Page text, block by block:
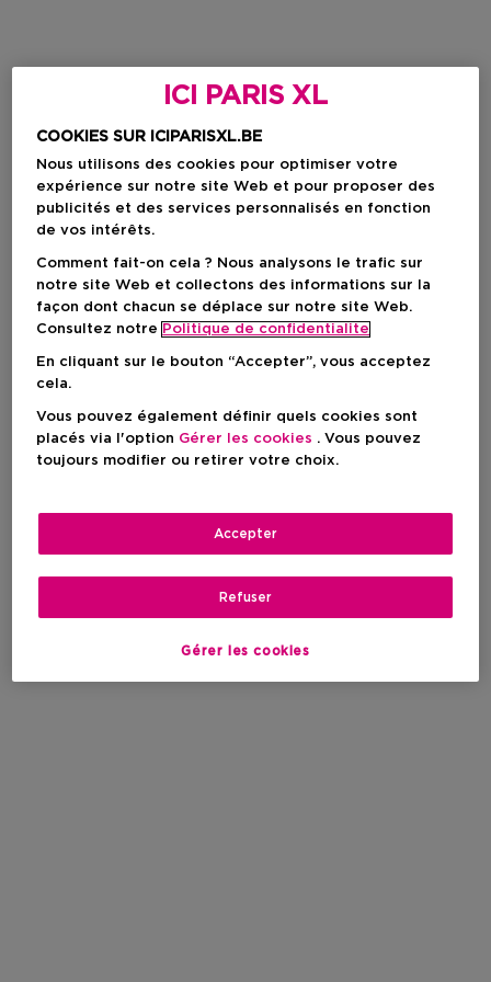
ICI PARIS XL
COOKIES SUR ICIPARISXL.BE
Nous utilisons des cookies pour optimiser votre
expérience sur notre site Web et pour proposer des
publicités et des services personnalisés en fonction
de vos intérêts.
Comment fait-on cela ? Nous analysons le trafic sur
notre site Web et collectons des informations sur la
façon dont chacun se déplace sur notre site Web.
Consultez notre Politique de confidentialite
En cliquant sur le bouton “Accepter”, vous acceptez
cela.
Vous pouvez également définir quels cookies sont
placés via l'option Gérer les cookies . Vous pouvez
toujours modifier ou retirer votre choix.
Gérer les cookies
Refuser
Accepter